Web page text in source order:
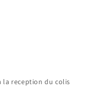
la reception du colis